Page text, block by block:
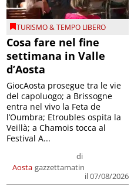
TURISMO & TEMPO LIBERO
Cosa fare nel fine
settimana in Valle
d’Aosta
Aosta
di
gazzettamatin
il 07/08/2026
GiocAosta prosegue tra le vie
del capoluogo; a Brissogne
entra nel vivo la Feta de
l’Oumbra; Etroubles ospita la
Veillà; a Chamois tocca al
Festival A...